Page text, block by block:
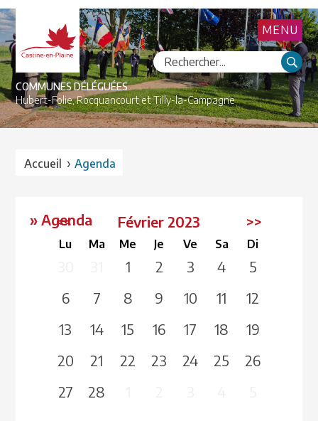
COMMUNES DÉLÉGUÉES
Hubert-Folie,Rocquancourt etTilly-la-Campagne
MENU
Accueil ›Agenda
» Agenda
<< Février 2023 >>
Lu Ma Me Je Ve Sa Di
1 2 3 4
5
6
7 8 9 10 11
12
13
14 15 16 17 18
19
20
21 22 23 24 25
26
27
28